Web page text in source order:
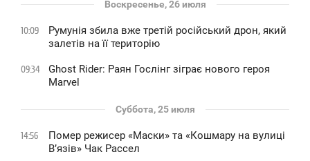
Воскресенье, 26 июля
10:09
Румунія збила вже третій російський дрон, який
залетів на її територію
09:34
Ghost Rider: Раян Гослінг зіграє нового героя
Marvel
Суббота, 25 июля
14:56
Помер режисер «Маски» та «Кошмару на вулиці
В’язів» Чак Рассел